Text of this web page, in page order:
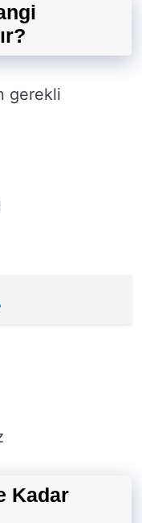
gerekli
Kadar